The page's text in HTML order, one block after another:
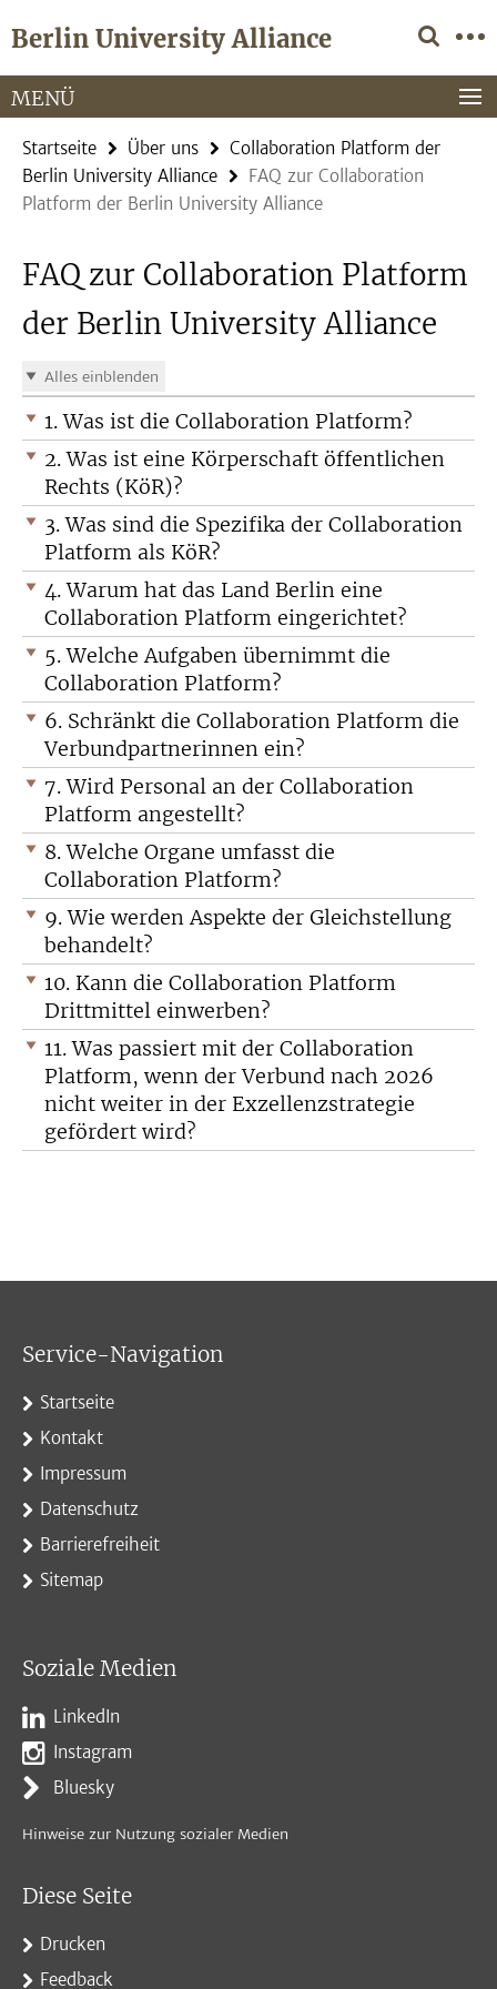
direkt
Inhalt
Berlin University Alliance
Service-
Navigation
MENÜ
Startseite Über uns
Collaboration Platform der
Berlin University Alliance
FAQ zur Collaboration
Platform der Berlin University Alliance
FAQ zur Collaboration Platform
der Berlin University Alliance
Alles einblenden
1. Was ist die Collaboration Platform?
2. Was ist eine Körperschaft öffentlichen
Rechts (KöR)?
3. Was sind die Spezifika der Collaboration
Platform als KöR?
4. Warum hat das Land Berlin eine
Collaboration Platform eingerichtet?
5. Welche Aufgaben übernimmt die
Collaboration Platform?
6. Schränkt die Collaboration Platform die
Verbundpartnerinnen ein?
7. Wird Personal an der Collaboration
Platform angestellt?
8. Welche Organe umfasst die
Collaboration Platform?
9. Wie werden Aspekte der Gleichstellung
behandelt?
10. Kann die Collaboration Platform
Drittmittel einwerben?
11. Was passiert mit der Collaboration
Platform, wenn der Verbund nach 2026
nicht weiter in der Exzellenzstrategie
gefördert wird?
Service-Navigation
Startseite
Kontakt
Impressum
Datenschutz
Barrierefreiheit
Sitemap
Soziale Medien
LinkedIn
Instagram
Bluesky
Hinweise zur Nutzung sozialer Medien
Diese Seite
Drucken
Feedback